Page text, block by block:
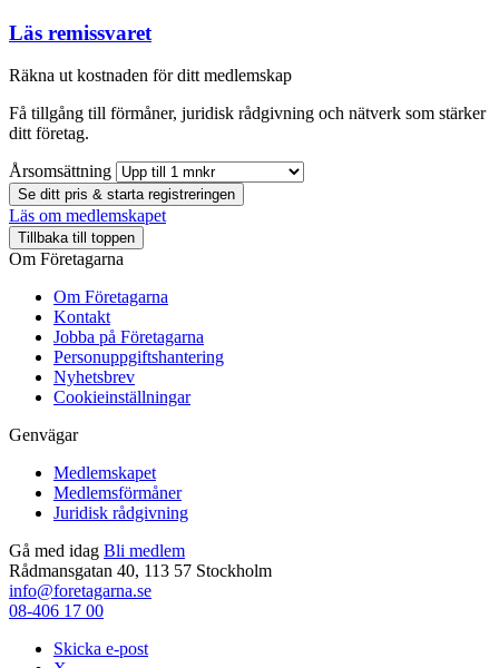
Läs remissvaret
Räkna ut kostnaden för ditt medlemskap
Få tillgång till förmåner, juridisk rådgivning och nätverk som stärker
ditt företag.
Årsomsättning
Se ditt pris & starta registreringen
Läs om medlemskapet
Tillbaka till toppen
Om Företagarna
Om Företagarna
Kontakt
Jobba på Företagarna
Personuppgiftshantering
Nyhetsbrev
Cookieinställningar
Genvägar
Medlemskapet
Medlemsförmåner
Juridisk rådgivning
Gå med idag Bli medlem
Rådmansgatan 40, 113 57 Stockholm
info@foretagarna.se
08-406 17 00
Skicka e-post